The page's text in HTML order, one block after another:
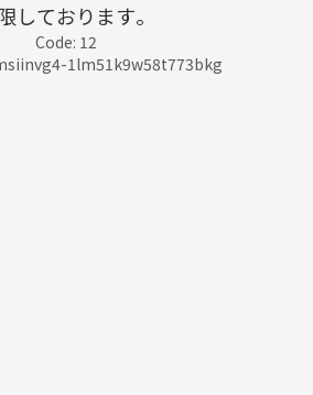
しております。
Code: 12
1lm51k9w58t773bkg